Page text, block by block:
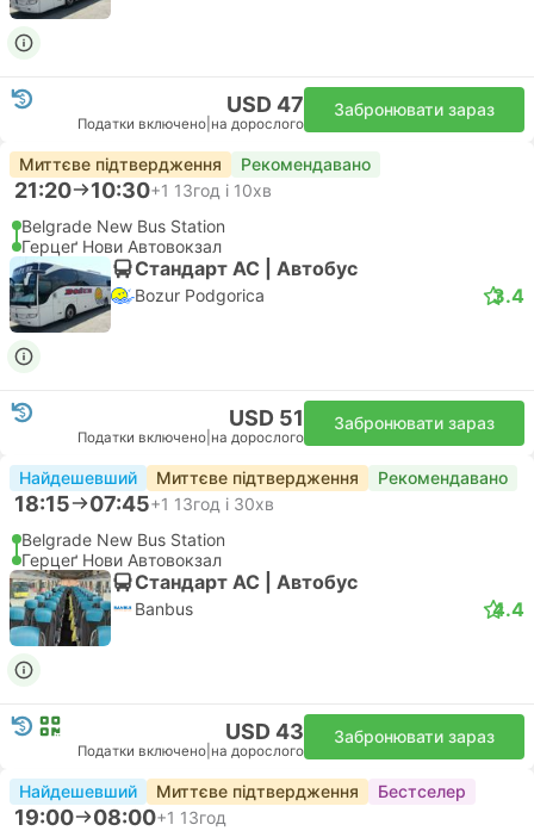
USD 47
Податки включено на дорослого
Забронювати зараз
Миттєве підтвердження Рекомендавано
21:20 10:30+1 13год і 10хв
Belgrade New Bus Station
Герцеґ Нови Автовокзал
Стандарт АС | Автобус
Bozur Podgorica 3.4
USD 51
Податки включено на дорослого
Забронювати зараз
Найдешевший Миттєве підтвердження Рекомендавано
18:15 07:45+1 13год і 30хв
Belgrade New Bus Station
Герцеґ Нови Автовокзал
Стандарт АС | Автобус
Banbus 4.4
USD 43
Податки включено на дорослого
Забронювати зараз
Найдешевший Миттєве підтвердження Бестселер
19:00 08:00+1 13год